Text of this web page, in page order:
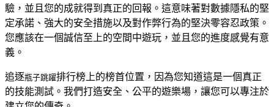
驗，並且您的成就得到真正的回報。這意味著對數據隱私的堅
定承諾、強大的安全措施以及對作弊行為的堅決零容忍政策。
您應該在一個誠信至上的空間中遊玩，並且您的進度感覺有意
義。
追逐瓶子跳躍排行榜上的榜首位置，因為您知道這是一個真正
的技能測試。我們打造安全、公平的遊樂場，讓您可以專注於